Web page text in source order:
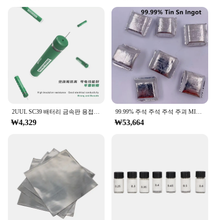
₩4,329
99.99% 주석 주석 주석 주괴 MIN 고순도 소프트 금속 구, 용접 수집에 적합, DIY 공예 워크샵
₩53,664